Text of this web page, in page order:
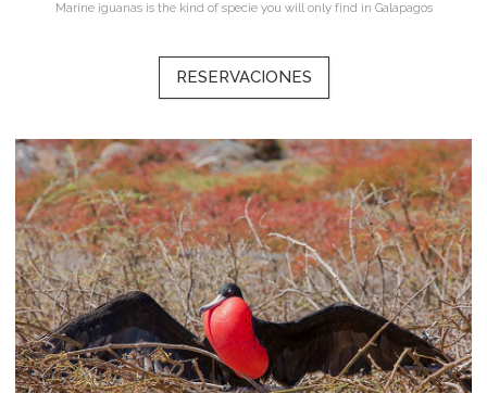
Marine iguanas is the kind of specie you will only find in Galapagos
RESERVACIONES